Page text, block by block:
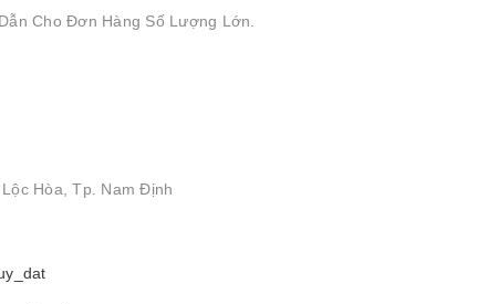
Cho Đơn Hàng Số Lượng Lớn.
Hòa, Tp. Nam Định